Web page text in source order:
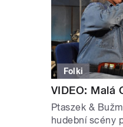
Folki
VIDEO: Malá
Ptaszek &
hudební scény